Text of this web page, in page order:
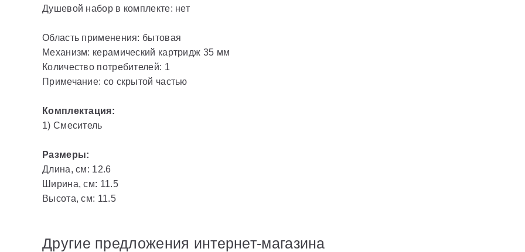
Душевой набор в комплекте: нет
Область применения: бытовая
Механизм: керамический картридж 35 мм
Количество потребителей: 1
Примечание: со скрытой частью
Комплектация:
1) Смеситель
Размеры:
Длина, см: 12.6
Ширина, см: 11.5
Высота, см: 11.5
Другие предложения интернет-магазина